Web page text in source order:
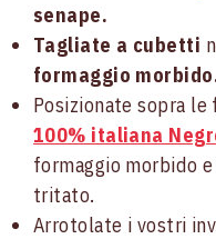
senape.
Tagliate a cubetti
formaggio
Posizionate sopra
100% italiana
formaggio morbido
tritato.
Arrotolate i vostri